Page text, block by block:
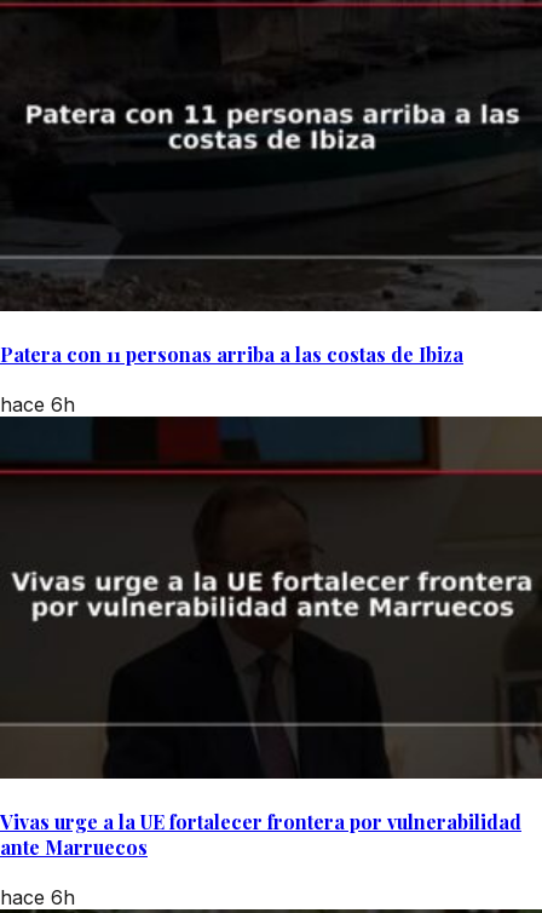
Patera con 11 personas arriba a las costas de Ibiza
hace 6h
Vivas urge a la UE fortalecer frontera por vulnerabilidad
ante Marruecos
hace 6h